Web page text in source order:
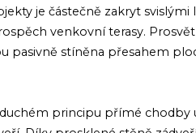
je částečně zakryt
venkovní terasy.
pasivně stíněna přesahem
principu přímé